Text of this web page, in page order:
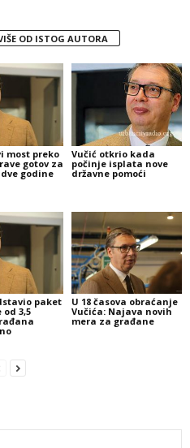
OD ISTOG AUTORA
most preko
gotov za
godine
Vučić otkrio kada
počinje isplata nove
državne pomoći
paket
od 3,5
U 18 časova obraćanje
Vučića: Najava novih
mera za građane